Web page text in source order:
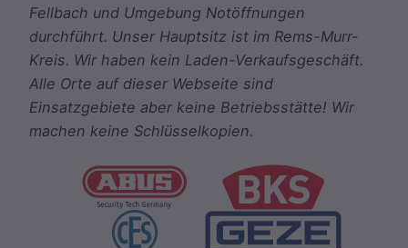
Fellbach und Umgebung Notöffnungen
durchführt. Unser Hauptsitz ist im Rems-Murr-
Kreis. Wir haben kein Laden-Verkaufsgeschäft.
Alle Orte auf dieser Webseite sind
Einsatzgebiete aber keine Betriebsstätte! Wir
machen keine Schlüsselkopien.